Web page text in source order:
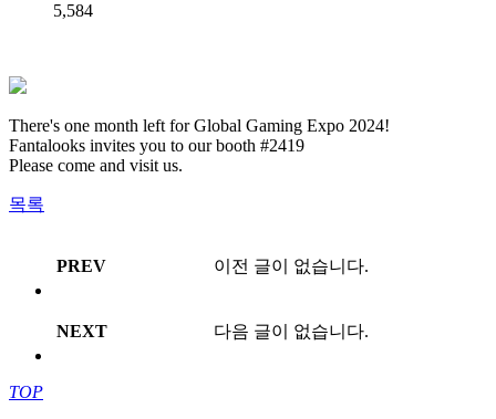
5,584
There's one month left for Global Gaming Expo 2024!
Fantalooks invites you to our booth #2419
Please come and visit us.
목록
PREV 이전 글이 없습니다.
NEXT 다음 글이 없습니다.
TOP